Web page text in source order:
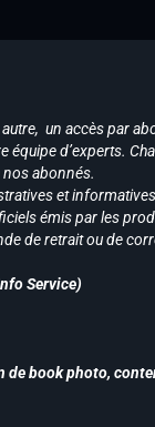
un accès par
équipe d’experts.
abonnés.
et
émis par les
de retrait ou de
Service)
de book photo,